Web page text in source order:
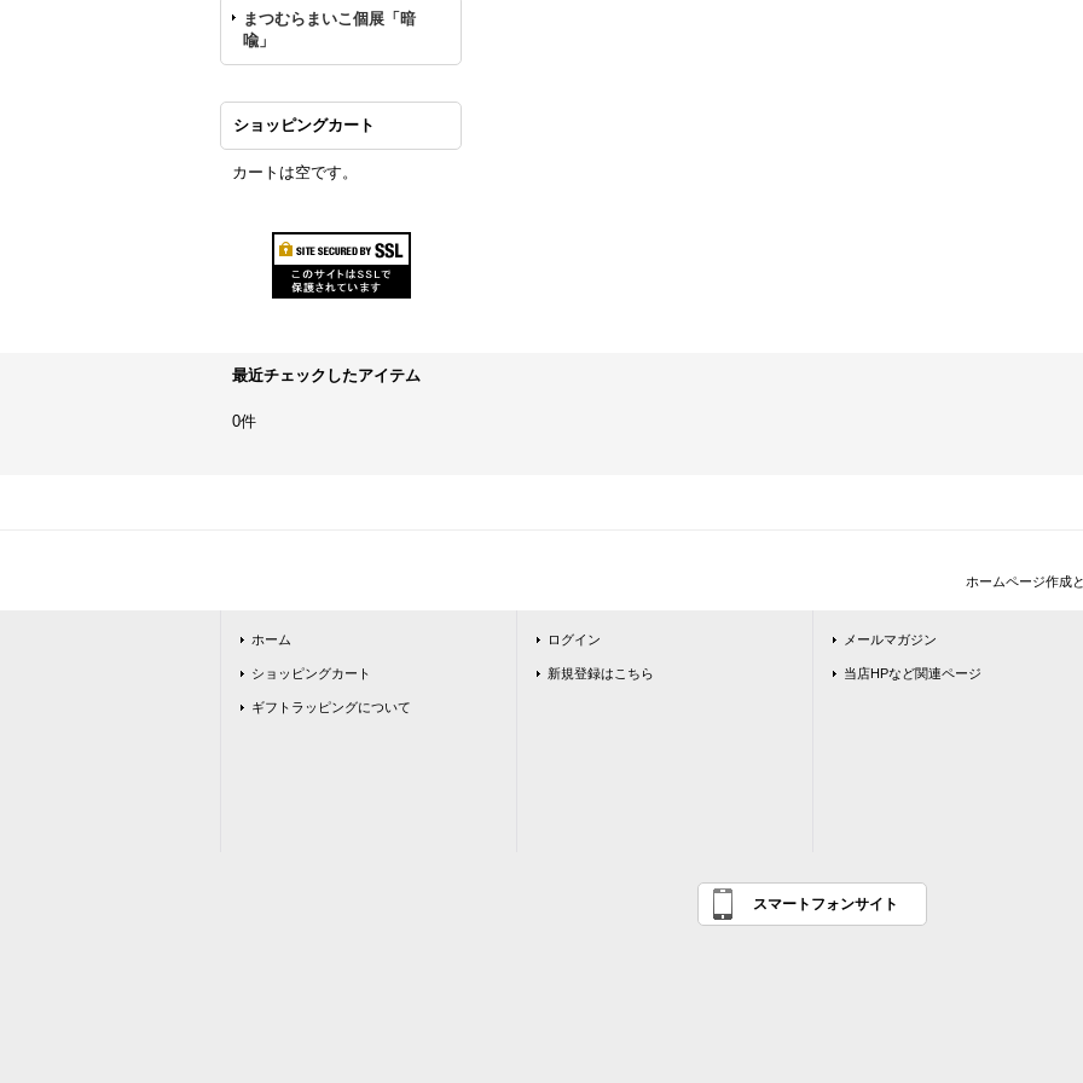
まつむらまいこ個展「暗
喩」
ショッピングカート
カートは空です。
最近チェックしたアイテム
0件
ホームページ作成
ホーム
ショッピングカート
ギフトラッピングについて
ログイン
新規登録はこちら
メールマガジン
当店HPなど関連ページ
スマートフォンサイト